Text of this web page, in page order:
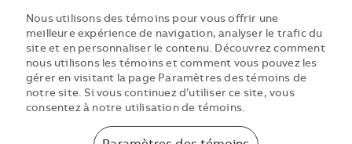
Nous utilisons des témoins pour vous offrir une
meilleure expérience de navigation, analyser le trafic du
site et en personnaliser le contenu. Découvrez comment
nous utilisons les témoins et comment vous pouvez les
gérer en visitant la page Paramètres des témoins de
notre site. Si vous continuez d’utiliser ce site, vous
consentez à notre utilisation de témoins.